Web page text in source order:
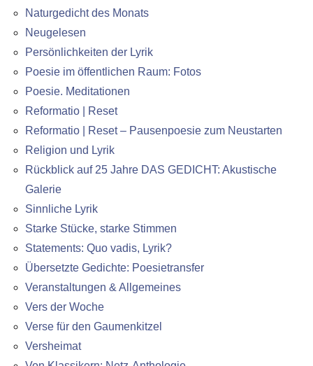
Naturgedicht des Monats
Neugelesen
Persönlichkeiten der Lyrik
Poesie im öffentlichen Raum: Fotos
Poesie. Meditationen
Reformatio | Reset
Reformatio | Reset – Pausenpoesie zum Neustarten
Religion und Lyrik
Rückblick auf 25 Jahre DAS GEDICHT: Akustische
Galerie
Sinnliche Lyrik
Starke Stücke, starke Stimmen
Statements: Quo vadis, Lyrik?
Übersetzte Gedichte: Poesietransfer
Veranstaltungen & Allgemeines
Vers der Woche
Verse für den Gaumenkitzel
Versheimat